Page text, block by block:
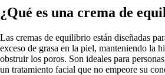
¿Qué es una crema de
Las cremas de equilibrio están diseñadas
exceso de grasa en la piel, manteniendo la
obstruir los poros. Son ideales para
un tratamiento facial que no empeore su